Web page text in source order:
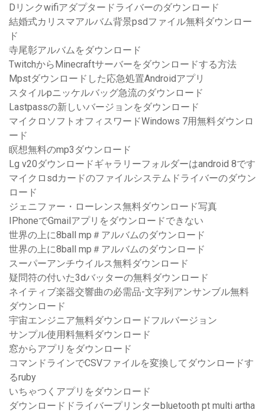
Dリンクwifiアダプタードライバーのダウンロード
結婚式カリスマアルバム背景psdファイル無料ダウンロー
ド
寺尾彰アルバムをダウンロード
TwitchからMinecraftサーバーをダウンロードする方法
Mpstダウンロードした応急処置Androidアプリ
スタイルpニッケルバッグ急流のダウンロード
Lastpassの新しいバージョンをダウンロード
マイクロソフトオフィスワードWindows 7用無料ダウンロ
ード
瞑想無料のmp3ダウンロード
Lg v20ダウンロードギャラリーフォルダーはandroid 8です
マイクロsdカードのファイルシステムドライバーのダウン
ロード
ジェニファー・ローレンス無料ダウンロード写真
IPhoneでGmailアプリをダウンロードできない
世界の上に8ball mp＃アルバムのダウンロード
世界の上に8ball mp＃アルバムのダウンロード
スーパーアンチウイルス無料ダウンロード
疑問符の付いた3dバッターの無料ダウンロード
ネイティブ楽器交響曲の必需品-文字列アンサンブル無料
ダウンロード
宇宙エンジニア無料ダウンロードフルバージョン
サンプル使用料無料ダウンロード
窓からアプリをダウンロード
コマンドラインでCSVファイルを変換してダウンロードす
るruby
いちゃつくアプリをダウンロード
ダウンロードドライバープリンターbluetooth pt multi artha